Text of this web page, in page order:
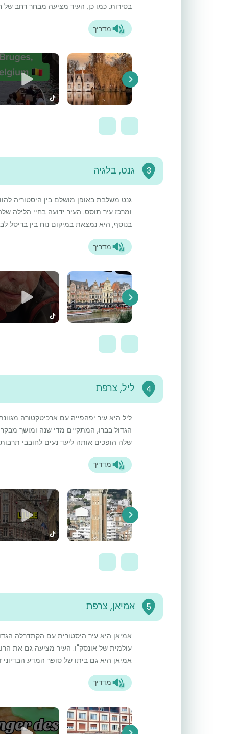
בסירות. כמו כן, העיר מציעה מבחר רחב של
מדריך
Next
3 גנט, בלגיה
גנט משלבת באופן מושלם בין היסטוריה
ומרכז עיר תוסס. העיר ידועה בחיי הלילה
בנוסף, היא נמצאת במיקום נוח בין בריסל
מדריך
Next
4 ליל, צרפת
ליל היא עיר יפהפייה עם ארכיטקטורה
הגדול בברו, המתקיים מדי שנה ומושך
שלה הופכים אותה ליעד נעים לחובבי תרבות
מדריך
Next
5 אמיאן, צרפת
אמיאן היא עיר היסטורית עם הקתדרלה
עולמית של אונסק"ו. העיר מציעה גם את
אמיאן היא גם ביתו של סופר המדע הבדיוני
מדריך